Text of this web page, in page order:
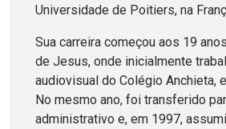
Universidade de Poitiers, na
Sua carreira começou aos 19
de Jesus, onde inicialmente
audiovisual do Colégio Anchieta,
No mesmo ano, foi transferido
administrativo e, em 1997,